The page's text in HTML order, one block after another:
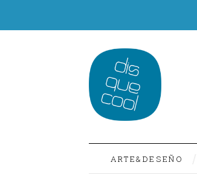
ARTE&DESEÑO